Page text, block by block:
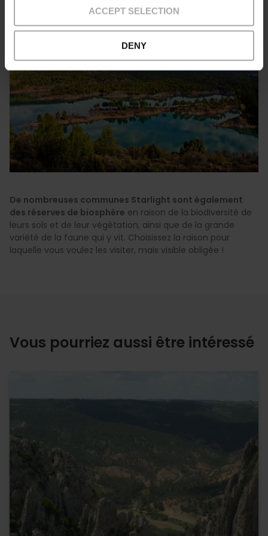
ACCEPT SELECTION
DENY
De nombreuses communes Starlight sont également
des réserves de biosphère en raison de la biodiversité de
leurs sols et de leur végétation, ainsi que de la grande
variété de la faune qui y vit. Choisissez la raison pour
laquelle vous voulez les visiter, mais visible obligée !
Vous pourriez aussi être intéressé